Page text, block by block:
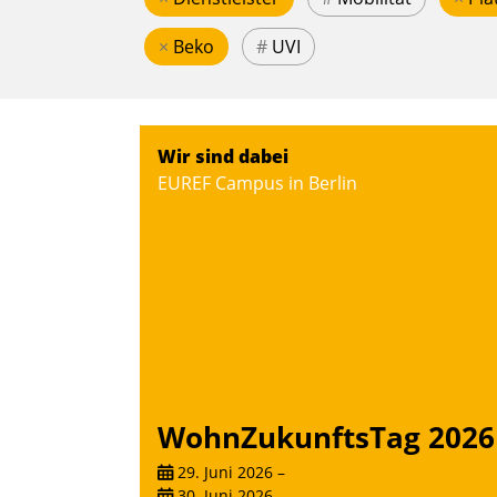
× Beko # UVI
Wir sind dabei
EUREF Campus in Berlin
WohnZukunftsTag 2026
29. Juni 2026 –